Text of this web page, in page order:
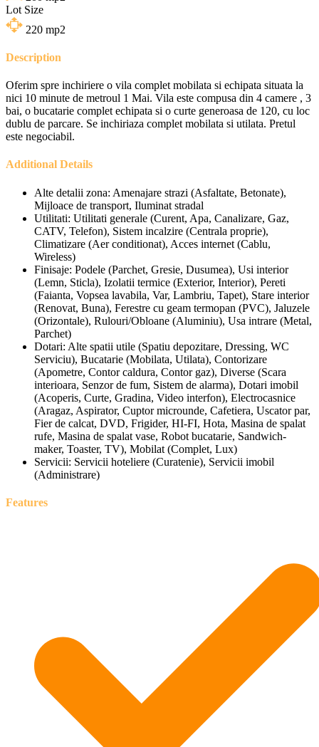
Lot Size
220 mp2
Description
Oferim spre inchiriere o vila complet mobilata si echipata situata la
nici 10 minute de metroul 1 Mai. Vila este compusa din 4 camere , 3
bai, o bucatarie complet echipata si o curte generoasa de 120, cu loc
dublu de parcare. Se inchiriaza complet mobilata si utilata. Pretul
este negociabil.
Additional Details
Alte detalii zona: Amenajare strazi (Asfaltate, Betonate),
Mijloace de transport, Iluminat stradal
Utilitati: Utilitati generale (Curent, Apa, Canalizare, Gaz,
CATV, Telefon), Sistem incalzire (Centrala proprie),
Climatizare (Aer conditionat), Acces internet (Cablu,
Wireless)
Finisaje: Podele (Parchet, Gresie, Dusumea), Usi interior
(Lemn, Sticla), Izolatii termice (Exterior, Interior), Pereti
(Faianta, Vopsea lavabila, Var, Lambriu, Tapet), Stare interior
(Renovat, Buna), Ferestre cu geam termopan (PVC), Jaluzele
(Orizontale), Rulouri/Obloane (Aluminiu), Usa intrare (Metal,
Parchet)
Dotari: Alte spatii utile (Spatiu depozitare, Dressing, WC
Serviciu), Bucatarie (Mobilata, Utilata), Contorizare
(Apometre, Contor caldura, Contor gaz), Diverse (Scara
interioara, Senzor de fum, Sistem de alarma), Dotari imobil
(Acoperis, Curte, Gradina, Video interfon), Electrocasnice
(Aragaz, Aspirator, Cuptor microunde, Cafetiera, Uscator par,
Fier de calcat, DVD, Frigider, HI-FI, Hota, Masina de spalat
rufe, Masina de spalat vase, Robot bucatarie, Sandwich-
maker, Toaster, TV), Mobilat (Complet, Lux)
Servicii: Servicii hoteliere (Curatenie), Servicii imobil
(Administrare)
Features